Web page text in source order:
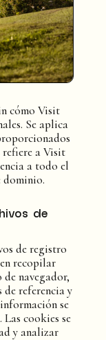
cómo Visit
Se aplica
a Visit
a todo el
dominio.
de
de registro
recopilar
navegador,
referencia y
se
cookies se
y analizar